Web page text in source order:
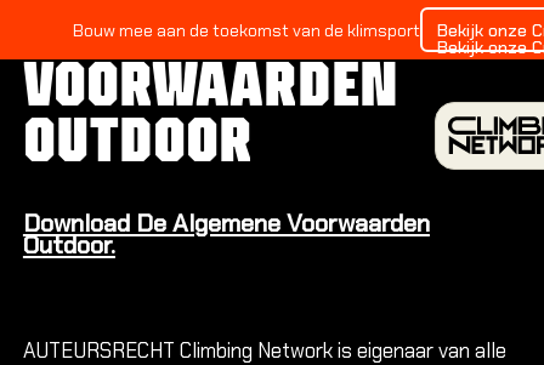
Bouw mee aan de toekomst van de klimsport Bekijk onze
Bekijk onze
ALGEMENE
VOORWAARDEN
OUTDOOR
Download De Algemene Voorwaarden
Outdoor.
AUTEURSRECHT Climbing Network is eigenaar van alle